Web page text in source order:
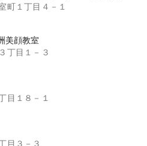
町１丁目４－１
美顔教室
丁目１－３
目１８－１
目３－３